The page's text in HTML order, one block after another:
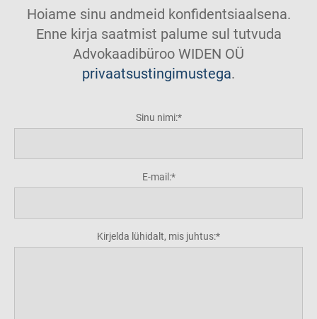
Hoiame sinu andmeid konfidentsiaalsena.
Enne kirja saatmist palume sul tutvuda
Advokaadibüroo WIDEN OÜ
privaatsustingimustega.
Sinu nimi:
E-mail:
Kirjelda lühidalt, mis juhtus: